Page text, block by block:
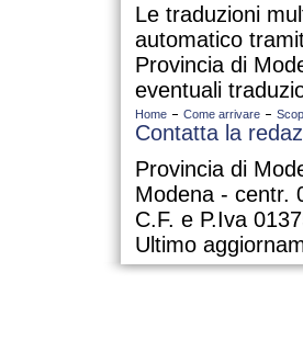
Le traduzioni
automatico
Provincia di
eventuali
Home Come arrivare
Contatta la
Provincia di
Modena - centr.
C.F. e P.Iva
Ultimo